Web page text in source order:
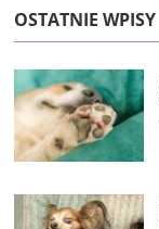
OSTATNIE WPISY